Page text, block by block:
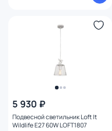
5 930 ₽
Подвесной светильник Loft It
Wildlife E27 60W LOFT1807